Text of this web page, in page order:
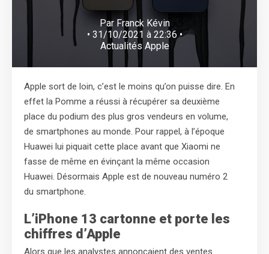
Par Franck Kévin
• 31/10/2021 à 22:36 •
Actualités Apple
Apple sort de loin, c’est le moins qu’on puisse dire. En
effet la Pomme a réussi à récupérer sa deuxième
place du podium des plus gros vendeurs en volume,
de smartphones au monde. Pour rappel, à l’époque
Huawei lui piquait cette place avant que Xiaomi ne
fasse de même en évinçant la même occasion
Huawei. Désormais Apple est de nouveau numéro 2
du smartphone.
L’iPhone 13 cartonne et porte les
chiffres d’Apple
Alors que les analystes annonçaient des ventes